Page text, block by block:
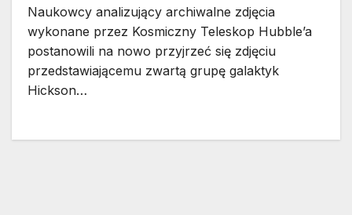
Naukowcy analizujący archiwalne zdjęcia
wykonane przez Kosmiczny Teleskop Hubble’a
postanowili na nowo przyjrzeć się zdjęciu
przedstawiającemu zwartą grupę galaktyk
Hickson…